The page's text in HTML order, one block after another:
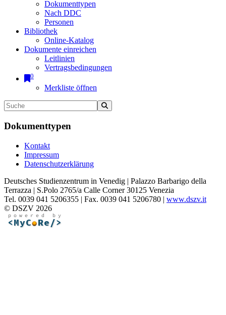
Dokumenttypen
Nach DDC
Personen
Bibliothek
Online-Katalog
Dokumente einreichen
Leitlinien
Vertragsbedingungen
0
Merkliste öffnen
Dokumenttypen
Kontakt
Impressum
Datenschutzerklärung
Deutsches Studienzentrum in Venedig | Palazzo Barbarigo della
Terrazza | S.Polo 2765/a Calle Corner 30125 Venezia
Tel. 0039 041 5206355 | Fax. 0039 041 5206780 | www.dszv.it
© DSZV 2026